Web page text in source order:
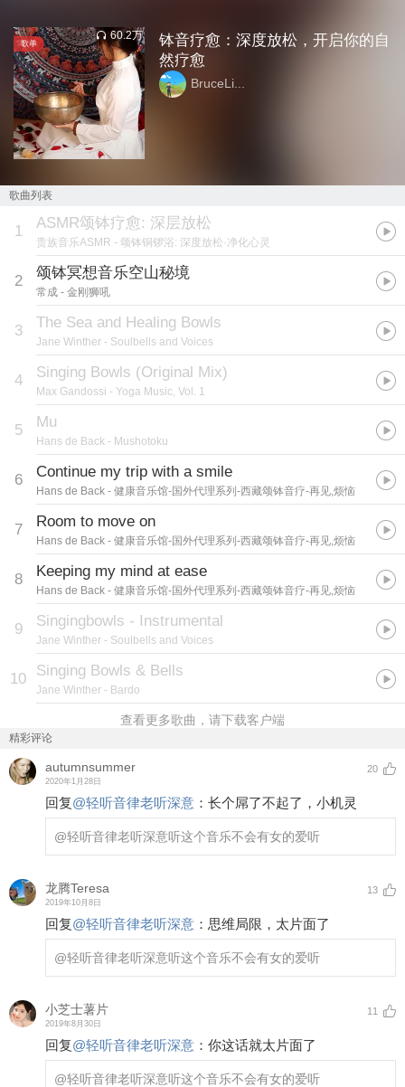
歌单
60.2万
钵音疗愈：深度放松，开启你的自
然疗愈
BruceLi...
歌曲列表
1 ASMR颂钵疗愈: 深层放松
贵族音乐ASMR - 颂钵铜锣浴: 深度放松·净化心灵
2 颂钵冥想音乐空山秘境
常成 - 金刚狮吼
3 The Sea and Healing Bowls
Jane Winther - Soulbells and Voices
4 Singing Bowls (Original Mix)
Max Gandossi - Yoga Music, Vol. 1
5 Mu
Hans de Back - Mushotoku
6 Continue my trip with a smile
Hans de Back - 健康音乐馆-国外代理系列-西藏颂钵音疗-再见,烦恼
7 Room to move on
Hans de Back - 健康音乐馆-国外代理系列-西藏颂钵音疗-再见,烦恼
8 Keeping my mind at ease
Hans de Back - 健康音乐馆-国外代理系列-西藏颂钵音疗-再见,烦恼
9 Singingbowls - Instrumental
Jane Winther - Soulbells and Voices
10 Singing Bowls & Bells
Jane Winther - Bardo
查看更多歌曲，请下载客户端
精彩评论
autumnsummer
2020年1月28日
20
回复@轻听音律老听深意 ： 长个屌了不起了，小机灵
@轻听音律老听深意听这个音乐不会有女的爱听
龙腾Teresa
2019年10月8日
13
回复@轻听音律老听深意 ： 思维局限，太片面了
@轻听音律老听深意听这个音乐不会有女的爱听
小芝士薯片
2019年8月30日
11
回复@轻听音律老听深意 ： 你这话就太片面了
@轻听音律老听深意听这个音乐不会有女的爱听